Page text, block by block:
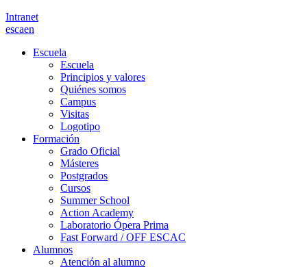
Intranet
escaen
Escuela
Escuela
Principios y valores
Quiénes somos
Campus
Visitas
Logotipo
Formación
Grado Oficial
Másteres
Postgrados
Cursos
Summer School
Action Academy
Laboratorio Ópera Prima
Fast Forward / OFF ESCAC
Alumnos
Atención al alumno